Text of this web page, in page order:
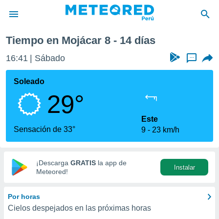
de
ha sido
calidad.
a este
las
y
digital
basada
Tiempo en Mojácar 8 - 14 días
16:41 Sábado ...
Soleado
29°
Sensación de 33°
Este
9
23 km/h
¡Descarga GRATIS la app de
Meteored!
Instalar
Por horas
Cielos despejados en las próximas horas